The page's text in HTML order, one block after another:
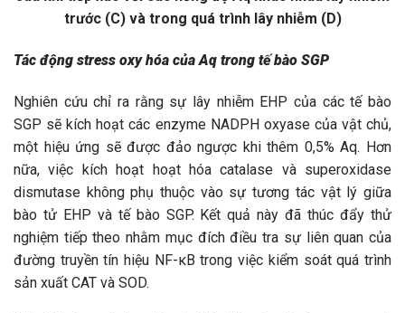
trước (C) và trong quá trình lây nhiễm (D)
Tác động stress oxy hóa của Aq trong tế bào SGP
Nghiên cứu chỉ ra rằng sự lây nhiễm EHP của các tế bào
SGP sẽ kích hoạt các enzyme NADPH oxyase của vật chủ,
một hiệu ứng sẽ được đảo ngược khi thêm 0,5% Aq. Hơn
nữa, việc kích hoạt hoạt hóa catalase và superoxidase
dismutase không phụ thuộc vào sự tương tác vật lý giữa
bào tử EHP và tế bào SGP. Kết quả này đã thúc đẩy thử
nghiệm tiếp theo nhằm mục đích điều tra sự liên quan của
đường truyền tín hiệu NF-κB trong việc kiểm soát quá trình
sản xuất CAT và SOD.